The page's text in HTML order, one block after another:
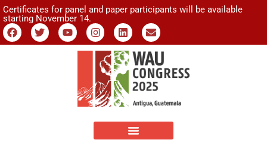
Certificates for panel and paper participants will be available
starting November 14.